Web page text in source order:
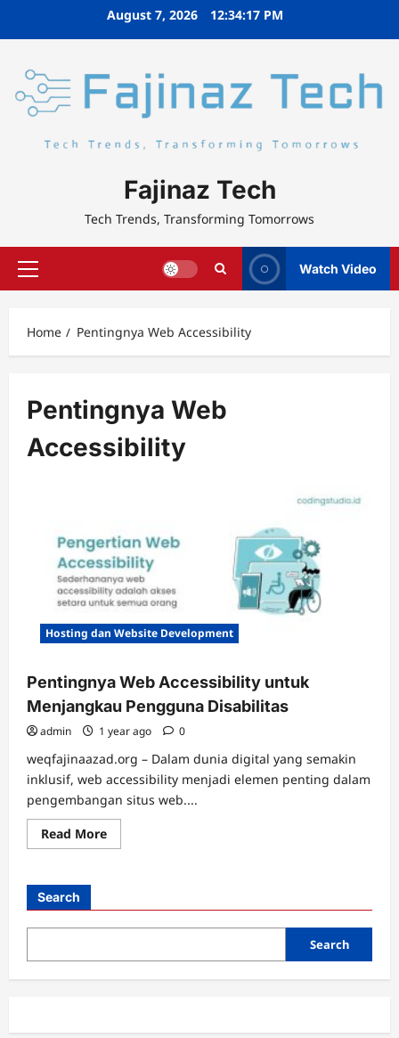
August 7, 2026 12:34:18 PM
Fajinaz Tech
Tech Trends, Transforming Tomorrows
Primary
Watch Video
Home Pentingnya Web Accessibility
Pentingnya Web
Accessibility
Hosting dan Website Development
Pentingnya Web Accessibility untuk
Menjangkau Pengguna Disabilitas
admin 1 year ago 0
weqfajinaazad.org – Dalam dunia digital yang semakin
inklusif, web accessibility menjadi elemen penting dalam
pengembangan situs web....
Read MoreRead
more
untuk
Pengguna
Search
Search